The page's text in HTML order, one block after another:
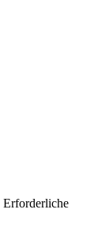
Erforderliche